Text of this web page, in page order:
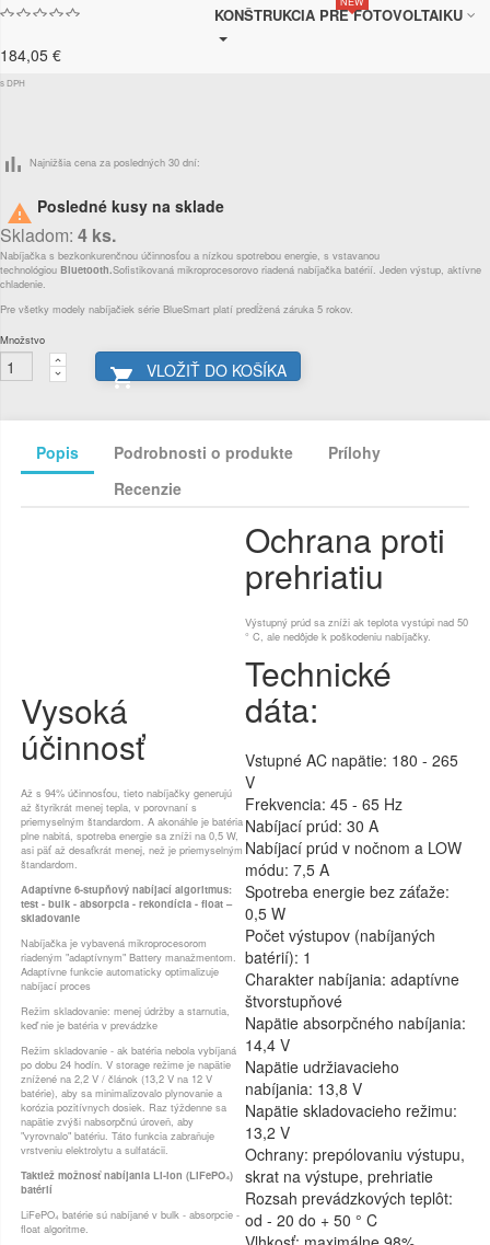
KONŠTRUKCIA PRE FOTOVOLTAIKU
184,05 €
s DPH
bar_chart Najnižšia cena za posledných 30 dní:
 Posledné kusy na sklade
Skladom: 4 ks.
Nabíjačka s bezkonkurenčnou účinnosťou a nízkou spotrebou energie, s vstavanou
technológiou Bluetooth.Sofistikovaná mikroprocesorovo riadená nabíjačka batérií. Jeden výstup, aktívne
chladenie.
Pre všetky modely nabíjačiek série BlueSmart platí predĺžená záruka 5 rokov.
Množstvo
 VLOŽIŤ DO KOŠÍKA
Popis Podrobnosti o produkte
Prílohy
Recenzie
Vysoká
účinnosť
Až s 94% účinnosťou, tieto nabíjačky generujú
až štyrikrát menej tepla, v porovnaní s
priemyselným štandardom. A akonáhle je batéria
plne nabitá, spotreba energie sa zníži na 0,5 W,
asi päť až desaťkrát menej, než je priemyselným
štandardom.
Adaptívne 6-stupňový nabíjací algoritmus:
test - bulk - absorpcia - rekondícia - float –
skladovanie
Nabíjačka je vybavená mikroprocesorom
riadeným "adaptívnym" Battery manažmentom.
Adaptívne funkcie automaticky optimalizuje
nabíjací proces
Režim skladovanie: menej údržby a starnutia,
keď nie je batéria v prevádzke
Režim skladovanie - ak batéria nebola vybíjaná
po dobu 24 hodín. V storage režime je napätie
znížené na 2,2 V / článok (13,2 V na 12 V
batérie), aby sa minimalizovalo plynovanie a
korózia pozitívnych dosiek. Raz týždenne sa
napätie zvýši nabsorpčnú úroveň, aby
"vyrovnalo" batériu. Táto funkcia zabraňuje
vrstveniu elektrolytu a sulfatácii.
Taktiež možnosť nabíjania Li-ion (LiFePO₄)
batérií
LiFePO₄ batérie sú nabíjané v bulk - absorpcie -
float algoritme.
Ochrana proti
prehriatiu
Výstupný prúd sa zníži ak teplota vystúpi nad 50
° C, ale nedôjde k poškodeniu nabíjačky.
Technické
dáta:
Vstupné AC napätie: 180 - 265
V
Frekvencia: 45 - 65 Hz
Nabíjací prúd: 30 A
Nabíjací prúd v nočnom a LOW
módu: 7,5 A
Spotreba energie bez záťaže:
0,5 W
Počet výstupov (nabíjaných
batérií): 1
Charakter nabíjania: adaptívne
štvorstupňové
Napätie absorpčného nabíjania:
14,4 V
Napätie udržiavacieho
nabíjania: 13,8 V
Napätie skladovacieho režimu:
13,2 V
Ochrany: prepólovaniu výstupu,
skrat na výstupe, prehriatie
Rozsah prevádzkových teplôt:
od - 20 do + 50 ° C